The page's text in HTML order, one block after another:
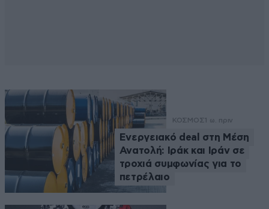
ΚΟΣΜΟΣ 1 ω. πριν
Ενεργειακό deal στη Μέση
Ανατολή: Ιράκ και Ιράν σε
τροχιά συμφωνίας για το
πετρέλαιο